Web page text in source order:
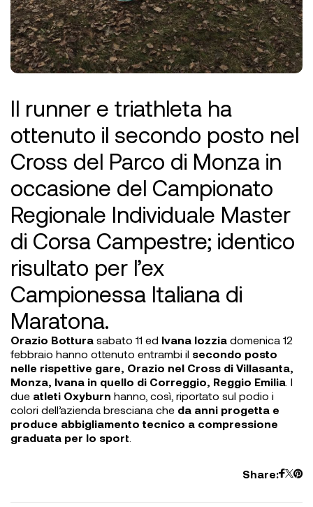
Il runner e triathleta ha
ottenuto il secondo posto nel
Cross del Parco di Monza in
occasione del Campionato
Regionale Individuale Master
di Corsa Campestre; identico
risultato per l’ex
Campionessa Italiana di
Maratona.
Orazio Bottura sabato 11 ed Ivana Iozzia domenica 12
febbraio hanno ottenuto entrambi il secondo posto
nelle rispettive gare, Orazio nel Cross di Villasanta,
Monza, Ivana in quello di Correggio, Reggio Emilia . I
due atleti Oxyburn hanno, così, riportato sul podio i
colori dell’azienda bresciana che da anni progetta e
produce abbigliamento tecnico a compressione
graduata per lo sport
Share: